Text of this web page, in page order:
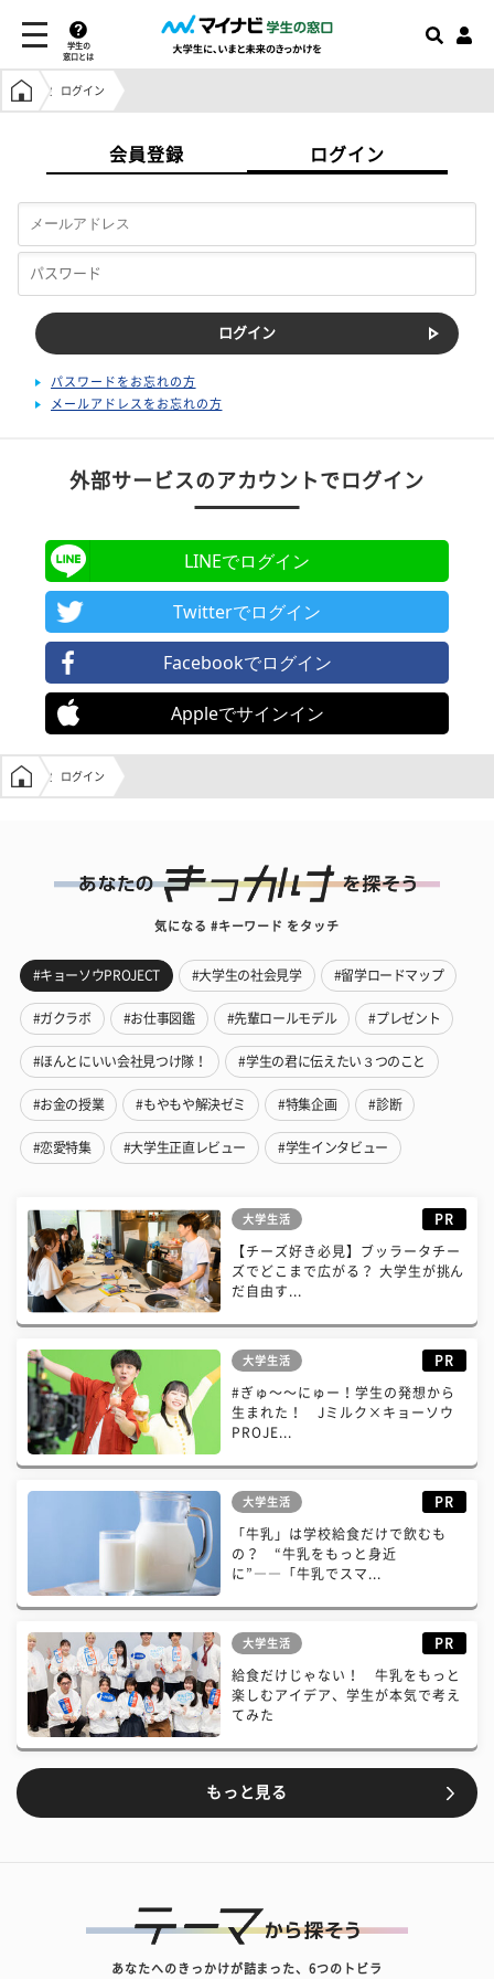
学生の
窓口とは
学生の窓口トップ
ログイン
会員登録 ログイン
パスワードをお忘れの方
メールアドレスをお忘れの方
外部サービスのアカウントでログイン
LINEでログイン
Twitterでログイン
Facebookでログイン
Appleでサインイン
学生の窓口トップ
ログイン
気になる #キーワード をタッチ
#キョーソウPROJECT #大学生の社会見学 #留学ロードマップ
#ガクラボ #お仕事図鑑 #先輩ロールモデル #プレゼント
#ほんとにいい会社見つけ隊！ #学生の君に伝えたい３つのこと
#お金の授業 #もやもや解決ゼミ #特集企画 #診断
#恋愛特集 #大学生正直レビュー #学生インタビュー
大学生活 PR
【チーズ好き必見】ブッラータチー
ズでどこまで広がる？ 大学生が挑ん
だ自由す...
大学生活 PR
#ぎゅ〜〜にゅー！学生の発想から
生まれた！ Jミルク×キョーソウ
PROJE...
大学生活 PR
「牛乳」は学校給食だけで飲むも
の？ “牛乳をもっと身近
に”――「牛乳でスマ...
大学生活 PR
給食だけじゃない！ 牛乳をもっと
楽しむアイデア、学生が本気で考え
てみた
もっと見る
あなたへのきっかけが詰まった、6つのトビラ